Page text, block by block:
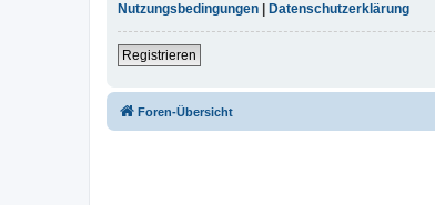
Nutzungsbedingungen
Datenschutzerklärung
Registrieren
Foren-Übersicht